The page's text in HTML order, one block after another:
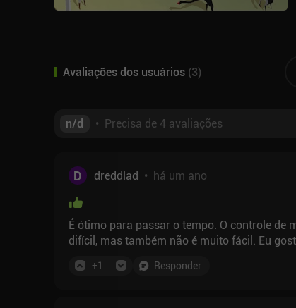
Avaliações dos usuários (3)
n/d • Precisa de 4 avaliações
D dreddlad • há um ano
É ótimo para passar o tempo. O controle de
difícil, mas também não é muito fácil. Eu
+1 Responder